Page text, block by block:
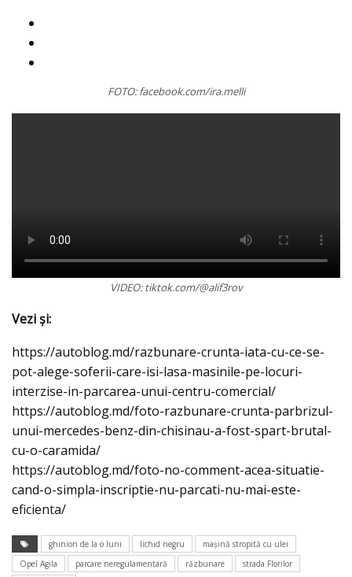
FOTO: facebook.com/ira.melli
VIDEO: tiktok.com/@alif3rov
Vezi şi:
https://autoblog.md/razbunare-crunta-iata-cu-ce-se-
pot-alege-soferii-care-isi-lasa-masinile-pe-locuri-
interzise-in-parcarea-unui-centru-comercial/
https://autoblog.md/foto-razbunare-crunta-parbrizul-
unui-mercedes-benz-din-chisinau-a-fost-spart-brutal-
cu-o-caramida/
https://autoblog.md/foto-no-comment-acea-situatie-
cand-o-simpla-inscriptie-nu-parcati-nu-mai-este-
eficienta/
ghinion de la o luni lichid negru
maşină stropită cu ulei
Opel Agila
parcare neregulamentară răzbunare
strada Florilor